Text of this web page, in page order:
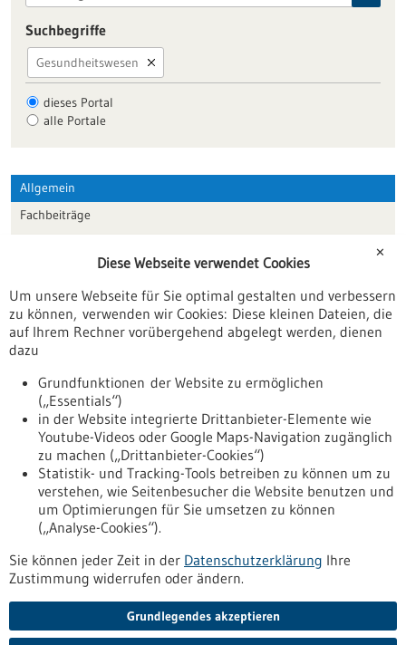
Suchbegriffe
Gesundheitswesen
dieses Portal
alle Portale
Allgemein
Fachbeiträge
Veranstaltungen
Erscheinungsdatum
Nach oben
Informiert bleiben
Newsletter abonnieren
✕
Diese Webseite verwendet Cookies
Um unsere Webseite für Sie optimal gestalten und verbessern
zu können, verwenden wir Cookies: Diese kleinen Dateien, die
auf Ihrem Rechner vorübergehend abgelegt werden, dienen
dazu
Grundfunktionen der Website zu ermöglichen
(„Essentials“)
in der Website integrierte Drittanbieter-Elemente wie
Youtube-Videos oder Google Maps-Navigation zugänglich
zu machen („Drittanbieter-Cookies“)
Statistik- und Tracking-Tools betreiben zu können um zu
verstehen, wie Seitenbesucher die Website benutzen und
um Optimierungen für Sie umsetzen zu können
(„Analyse-Cookies“).
Sie können jeder Zeit in der Datenschutzerklärung Ihre
Zustimmung widerrufen oder ändern.
Grundlegendes akzeptieren